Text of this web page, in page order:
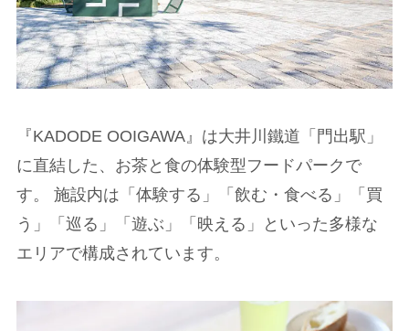
『KADODE OOIGAWA』は大井川鐵道「門出駅」
に直結した、お茶と食の体験型フードパークで
す。 施設内は「体験する」「飲む・食べる」「買
う」「巡る」「遊ぶ」「映える」といった多様な
エリアで構成されています。